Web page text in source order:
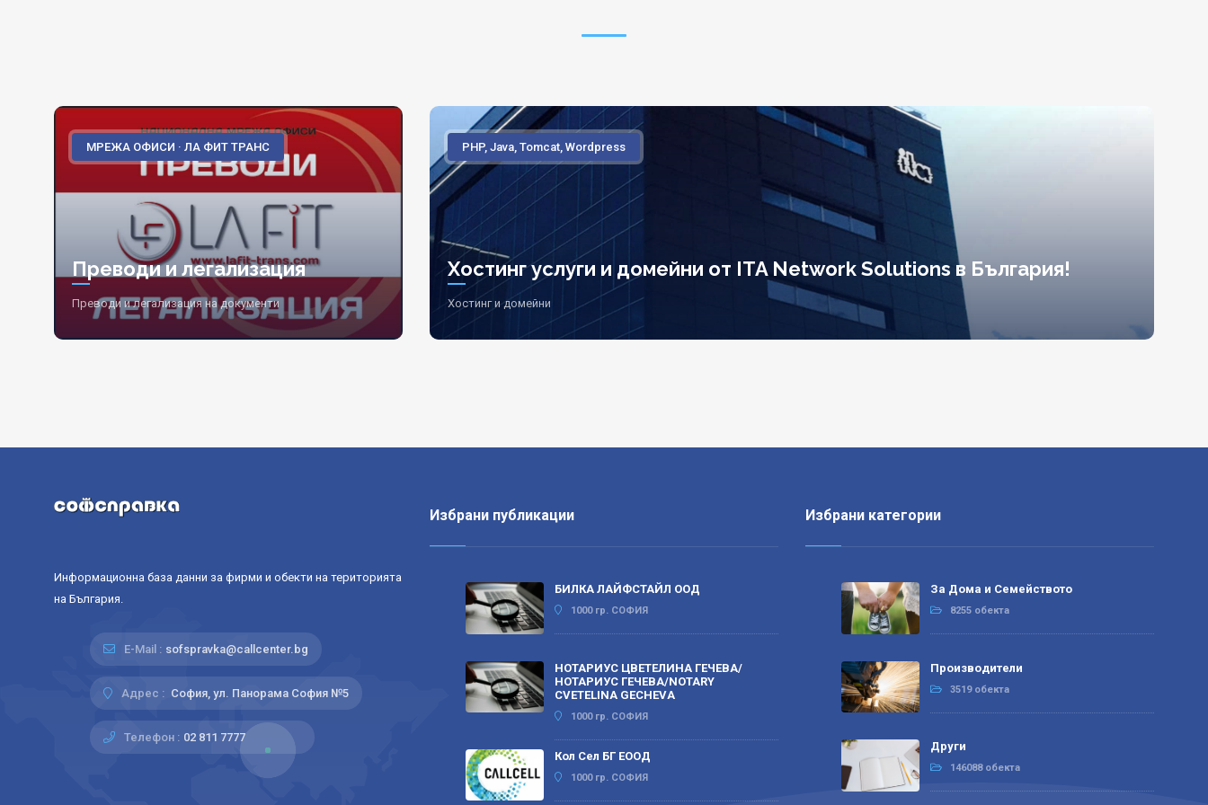
МРЕЖА ОФИСИ · ЛА ФИТ ТРАНС
Преводи и легализация
Преводи и легализация на документи
PHP, Java, Tomcat, Wordpress
Хостинг услуги и домейни от ITA Network Solutions в България!
Хостинг и домейни
Информационна база данни за фирми и обекти на територията
на България.
E-Mail : sofspravka@callcenter.bg
Адрес : София, ул. Панорама София №5
Телефон : 02 811 7777
Избрани публикации
БИЛКА ЛАЙФСТАЙЛ ООД
1000 гр. СОФИЯ
НОТАРИУС ЦВЕТЕЛИНА ГЕЧЕВА/
НОТАРИУС ГЕЧЕВА/NOTARY
CVETELINA GECHEVA
1000 гр. СОФИЯ
Кол Сел БГ ЕООД
1000 гр. СОФИЯ
Избрани категории
За Дома и Семейството
8255 обекта
Производители
3519 обекта
Други
146088 обекта